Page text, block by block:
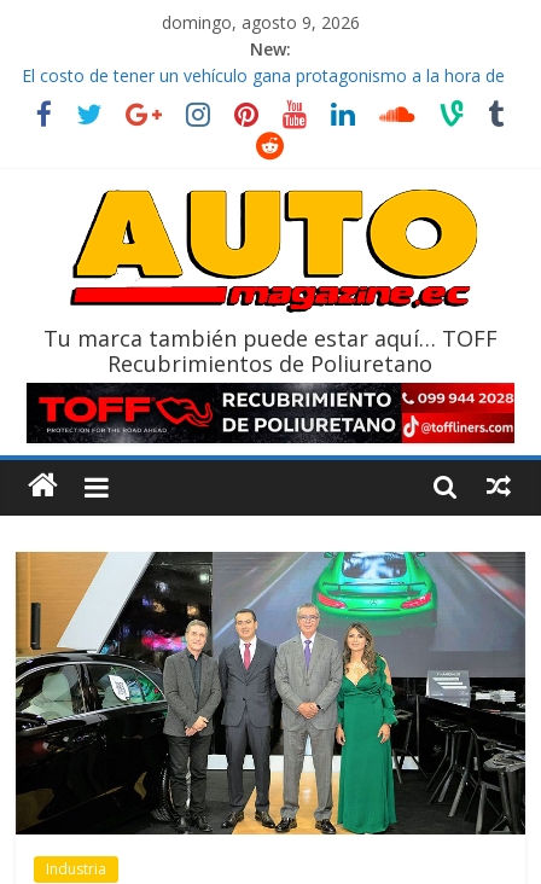
domingo, agosto 9, 2026
New:
La FEDAK recibe 12 Sinotruk Bolden para cubrir las rutas de La
Vuelta
El costo de tener un vehículo gana protagonismo a la hora de
¿Qué puede pasar con tu vehículo si permanece varios días sin
La Vuelta al Ecuador 2026, edición 47ª, recorre 7 provincias en 8
Tu marca también puede estar aquí… TOFF
Recubrimientos de Poliuretano
Industria